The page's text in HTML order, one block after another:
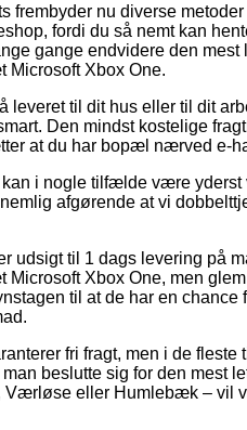
frembyder nu diverse
fordi du så nemt kan
gange endvidere den
Microsoft Xbox One.
leveret til dit hus eller til dit
Den mindst kostelige
at du har bopæl nærved e-
i nogle tilfælde være
afgørende at vi
udsigt til 1 dags levering på
Xbox One, men
til at de har en
fri fragt, men i de
beslutte sig for den mest
Værløse eller Humlebæk – vil